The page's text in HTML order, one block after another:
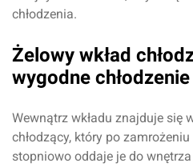
chłodzenia.
Żelowy wkład
wygodne
Wewnątrz wkładu znajduje się
chłodzący, który po
stopniowo oddaje je do